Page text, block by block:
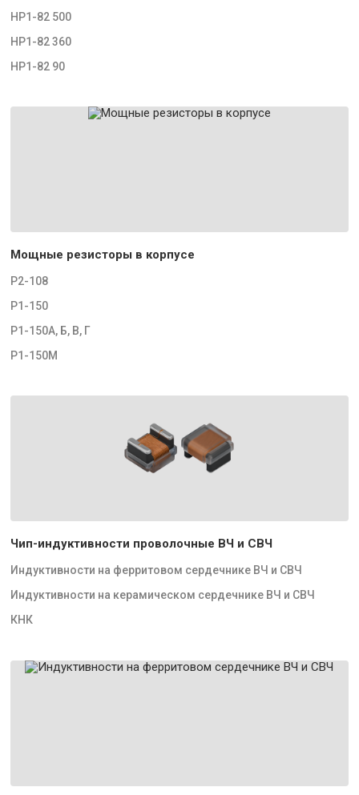
НР1-82 500
НР1-82 360
НР1-82 90
Мощные резисторы в корпусе
Р2-108
Р1-150
Р1-150А, Б, В, Г
Р1-150М
Чип-индуктивности проволочные ВЧ и СВЧ
Индуктивности на ферритовом сердечнике ВЧ и СВЧ
Индуктивности на керамическом сердечнике ВЧ и СВЧ
КНК